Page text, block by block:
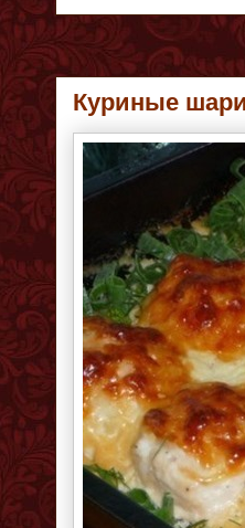
Куриные